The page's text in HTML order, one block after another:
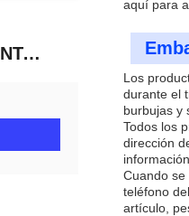
ÉNTRENOS EN CONTACTO CON
aquí para
Los
durante el
burbujas y
Todos los
dirección
Cuando
teléfono
artículo,